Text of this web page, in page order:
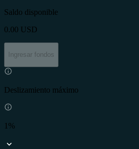
Saldo disponible
0.00 USD
Ingresar fondos
Deslizamiento máximo
1%